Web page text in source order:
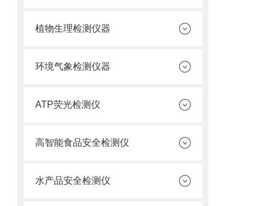
植物生理检测仪器
环境气象检测仪器
ATP荧光检测仪
高智能食品安全检测仪
水产品安全检测仪